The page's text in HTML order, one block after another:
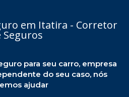
em Itatira - Corretor
Seguros
para seu carro, empresa
do seu caso, nós
ajudar